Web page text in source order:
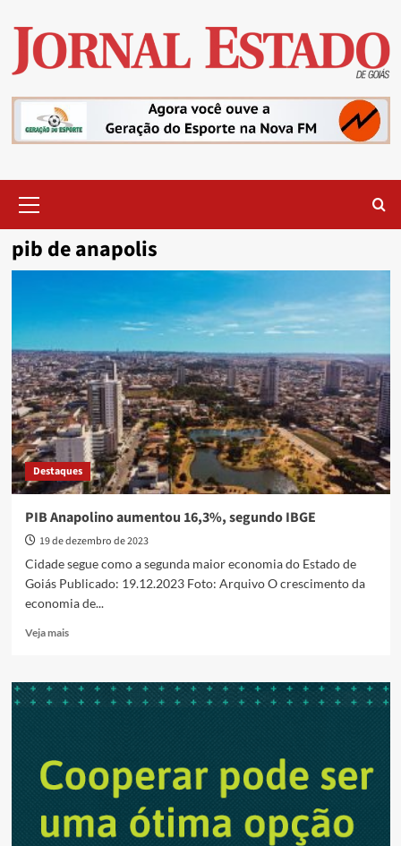
content
Menu
pib de anapolis
Destaques
PIB Anapolino aumentou 16,3%, segundo IBGE
19 de dezembro de 2023
Cidade segue como a segunda maior economia do Estado de
Goiás Publicado: 19.12.2023 Foto: Arquivo O crescimento da
economia de...
Veja maisRead
PIB
Anapolino
IBGE